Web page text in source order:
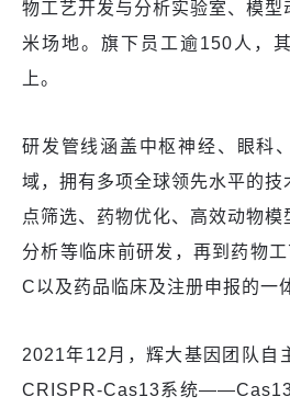
物工艺开发与分析实验室、模
米场地。旗下员工逾150人，
上。
研发管线涵盖中枢神经、眼科
域，拥有多项全球领先水平的
点筛选、药物优化、高效动物
分析等临床前研发，再到药物
C以及药品临床及注册申报的一
2021年12月，辉大基因团队自
CRISPR-Cas13系统